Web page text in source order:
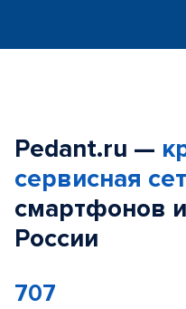
Pedant.ru —
сервисная
смартфонов
России
707